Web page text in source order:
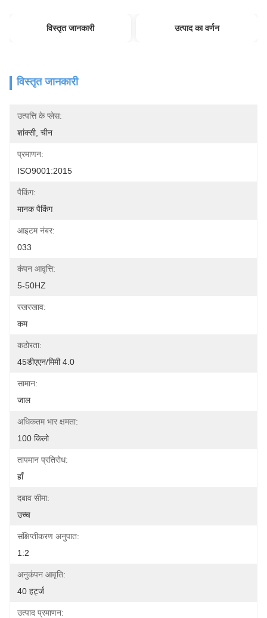
विस्तृत जानकारी उत्पाद का वर्णन
विस्तृत जानकारी
उत्पत्ति के प्लेस:
शांक्सी, चीन
प्रमाणन:
ISO9001:2015
पैकिंग:
मानक पैकिंग
आइटम नंबर:
033
कंपन आवृत्ति:
5-50HZ
रखरखाव:
कम
कठोरता:
45डीएएन/मिमी 4.0
सामान:
जाल
अधिकतम भार क्षमता:
100 किलो
तापमान प्रतिरोध:
हाँ
दबाव सीमा:
उच्च
संक्षिप्तीकरण अनुपात:
1:2
अनुकंपन आवृति:
40 हर्ट्ज
उत्पाद प्रमाणन: